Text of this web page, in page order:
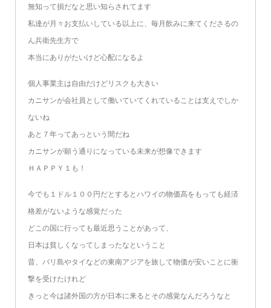
無知って損だなと思い知らされてます
私達が月々お支払いしている以上に、毎月飲みに来てくださるの
ん兵衛先生方で
本当にありがたいけど心配になるよ
個人事業主は自由だけどリスクも大きい
カニサンが会社員として働いていてくれていることは支えでしか
ないね
あと７年ってあっという間だね
カニサンが願う通りになっている未来が想像できます
ＨＡＰＰＹ１も！
今でも１ドル１００円だとするとハワイの物価高をもっても経済
格差がないような感覚だった
どこの国に行っても最近思うことがあって、
日本は貧しくなってしまったなということ
昔、バリ島やタイなどの東南アジアを旅して物価が安いことに衝
撃を受けたけれど
きっと今は諸外国の方が日本に来るとその感覚なんだろうなと